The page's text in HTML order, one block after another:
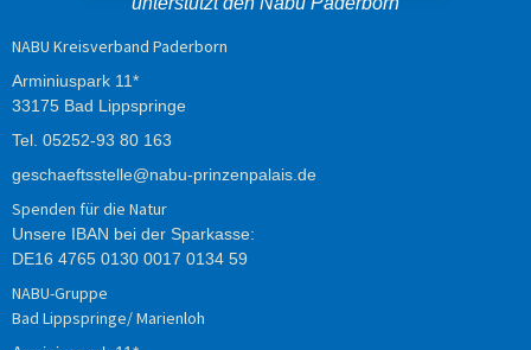
NABU Kreisverband Paderborn
Arminiuspark 11*
33175 Bad Lippspringe
Tel. 05252-93 80 163
geschaeftsstelle@nabu-prinzenpalais.de
Spenden für die Natur
Unsere IBAN bei der Sparkasse:
DE16 4765 0130 0017 0134 59
NABU-Gruppe
Bad Lippspringe/ Marienloh